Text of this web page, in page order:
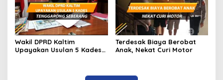
Wakil DPRD Kaltim
Upayakan Usulan 5 Kades
Terdesak Biaya Berobat
Anak, Nekat Curi Motor